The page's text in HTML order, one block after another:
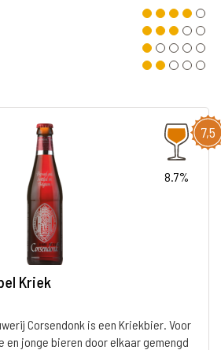
7,5
8.7%
Kriek
Corsendonk is een Kriekbier. Voor
en jonge bieren door elkaar gemengd